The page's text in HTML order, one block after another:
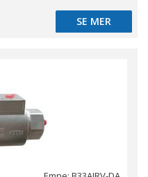
SE MER
SE MER